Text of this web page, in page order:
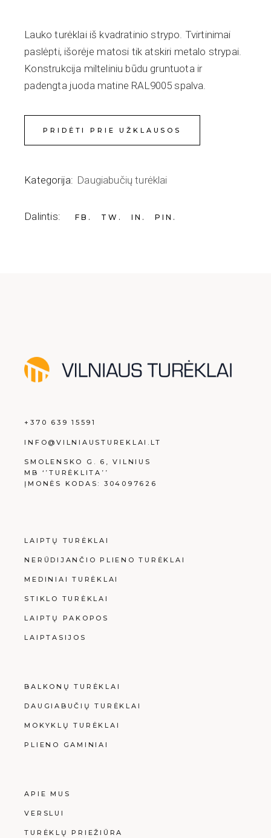
PRIDĖTI PRIE UŽKLAUSOS
Kategorija: Daugiabučių turėklai
Dalintis: FB TW IN PIN
Lauko turėklai iš kvadratinio strypo. Tvirtinimai
paslėpti, išorėje matosi tik atskiri metalo strypai.
Konstrukcija milteliniu būdu gruntuota ir
padengta juoda matine RAL9005 spalva.
+370 639 15591
INFO@VILNIAUSTUREKLAI.LT
SMOLENSKO G. 6, VILNIUS
MB ‘’TURĖKLITA’’
ĮMONĖS KODAS: 304097626
LAIPTŲ TURĖKLAI
NERŪDIJANČIO PLIENO TURĖKLAI
MEDINIAI TURĖKLAI
STIKLO TURĖKLAI
LAIPTŲ PAKOPOS
LAIPTASIJOS
BALKONŲ TURĖKLAI
DAUGIABUČIŲ TURĖKLAI
MOKYKLŲ TURĖKLAI
PLIENO GAMINIAI
APIE MUS
VERSLUI
TURĖKLŲ PRIEŽIŪRA